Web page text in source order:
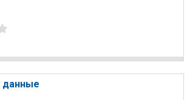
данные